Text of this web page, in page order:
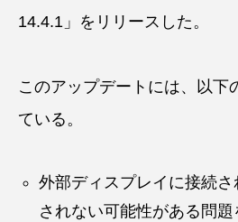
14.4.1」をリリースした。
このアップデートには、以下
ている。
外部ディスプレイに接続
されない可能性がある問題